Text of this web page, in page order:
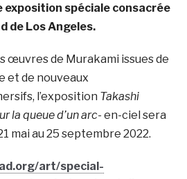
exposition spéciale consacrée
de Los Angeles.
œuvres de Murakami issues de
et de nouveaux
l’exposition Takashi
la queue d’un arc- en-ciel sera
mai au 25 septembre 2022.
art/special-